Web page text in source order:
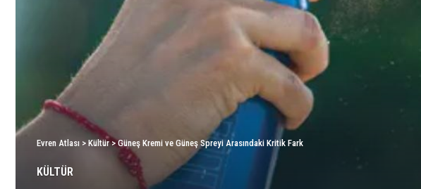
Evren Atlası > Kültür>Güneş Kremi ve Güneş Spreyi Arasındaki Kritik Fark
KÜLTÜR